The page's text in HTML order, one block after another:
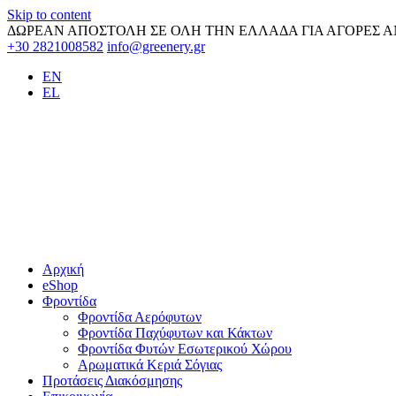
Skip to content
ΔΩΡΕΑΝ ΑΠΟΣΤΟΛΗ ΣΕ ΟΛΗ ΤΗΝ ΕΛΛΑΔΑ ΓΙΑ ΑΓΟΡΕΣ
+30 2821008582 info@greenery.gr
EN
EL
Αρχική
eShop
Φροντίδα
Φροντίδα Αερόφυτων
Φροντίδα Παχύφυτων και Κάκτων
Φροντίδα Φυτών Εσωτερικού Χώρου
Αρωματικά Κεριά Σόγιας
Προτάσεις Διακόσμησης